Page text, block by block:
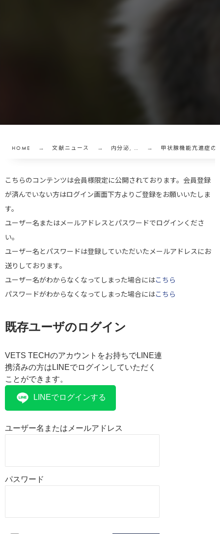
HOME 文献ニュース 内分泌, … 甲状腺機能亢進症の
こちらのコンテンツは会員様限定に公開されております。会員登録
が済んでいない方はログイン画面下方よりご登録をお願いいたしま
す。
ユーザー名またはメールアドレスとパスワードでログインくださ
い。
ユーザー名とパスワードは登録していただいたメールアドレスにお
送りしております。
ユーザー名がわからなくなってしまった場合にはこちら
パスワードがわからなくなってしまった場合にはこちら
VETS TECHのアカウントをお持ちでLINE連
携済みの方はLINEでログインしていただく
ことができます。
LINEでログインする
既存ユーザのログイン
ユーザー名またはメールアドレス
パスワード